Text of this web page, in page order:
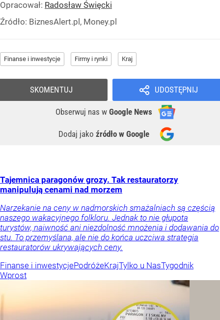
Opracował: Radosław Święcki
Źródło: BiznesAlert.pl, Money.pl
Finanse i inwestycje Firmy i rynki Kraj
UDOSTĘPNIJ
Obserwuj nas w Google News
Dodaj jako źródło w Google
SKOMENTUJ
Tajemnica paragonów grozy. Tak restauratorzy
manipulują cenami nad morzem
Narzekanie na ceny w nadmorskich smażalniach są częścią
naszego wakacyjnego folkloru. Jednak to nie głupota
turystów, naiwność ani niezdolność mnożenia i dodawania do
stu. To przemyślana, ale nie do końca uczciwa strategia
restauratorów ukrywających ceny.
Finanse i inwestycjePodróżeKrajTylko u NasTygodnik
Wprost